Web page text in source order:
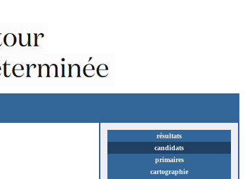
résultats
candidats
primaires
cartographie